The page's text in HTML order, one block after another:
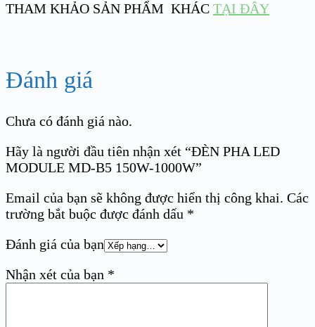
THAM KHẢO SẢN PHẨM KHÁC TẠI ĐÂY
Đánh giá
Chưa có đánh giá nào.
Hãy là người đầu tiên nhận xét “ĐÈN PHA LED
MODULE MD-B5 150W-1000W”
Email của bạn sẽ không được hiển thị công khai. Các
trường bắt buộc được đánh dấu *
Đánh giá của bạn
Nhận xét của bạn *